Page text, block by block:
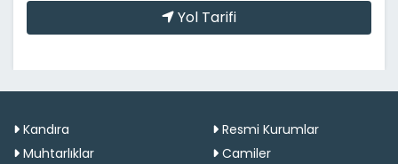
Yol Tarifi
Kandıra
Resmi Kurumlar
Muhtarlıklar
Camiler